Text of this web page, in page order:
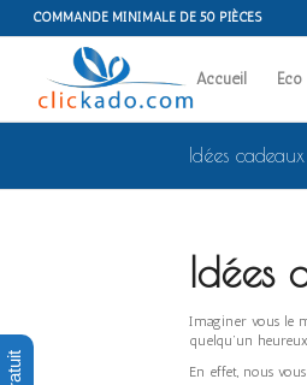
COMMANDE MINIMALE DE 50 PIÈCES
Accueil
Idées
Idées
Imaginer vous le
quelqu’un
En effet, nous